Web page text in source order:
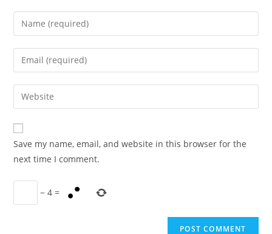
Enter
your
name
comment
Enter
your
email
address
comment
Enter
your
website
URL
(optional)
Save my name, email, and website in this browser for the
next time I comment.
−4 =